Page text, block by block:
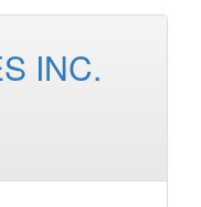
INC.